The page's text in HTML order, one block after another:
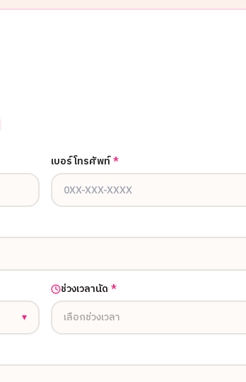
เบอร์โทรศัพท์*
▾
ช่วงเวลานัด *
เลือกช่วงเวลา